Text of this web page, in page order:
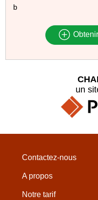
b
un
Contactez-nous
A propos
Notre tarif